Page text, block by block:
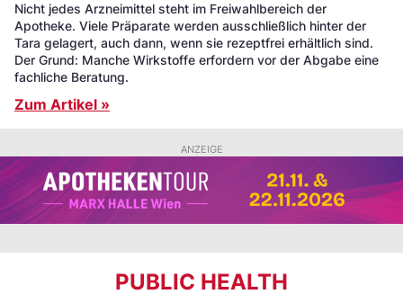
Nicht jedes Arzneimittel steht im Freiwahlbereich der
Apotheke. Viele Präparate werden ausschließlich hinter der
Tara gelagert, auch dann, wenn sie rezeptfrei erhältlich sind.
Der Grund: Manche Wirkstoffe erfordern vor der Abgabe eine
fachliche Beratung.
Zum Artikel »
ANZEIGE
PUBLIC HEALTH